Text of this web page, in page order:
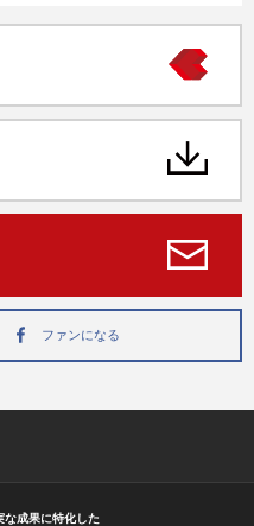
ファンになる
成果に特化した